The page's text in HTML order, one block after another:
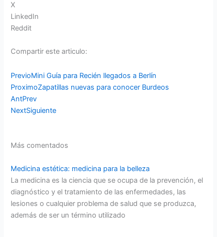
X
LinkedIn
Reddit
Compartir este articulo:
PrevioMini Guía para Recién llegados a Berlín
ProximoZapatillas nuevas para conocer Burdeos
AntPrev
NextSiguiente
Más comentados
Medicina estética: medicina para la belleza
La medicina es la ciencia que se ocupa de la prevención, el
diagnóstico y el tratamiento de las enfermedades, las
lesiones o cualquier problema de salud que se produzca,
además de ser un término utilizado